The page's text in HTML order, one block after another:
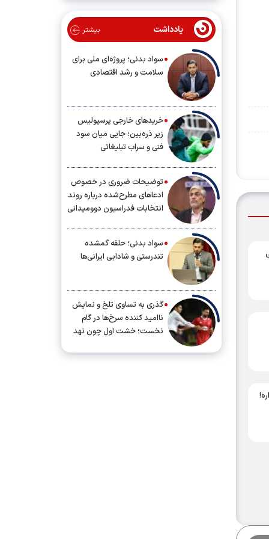
یادداشت بیشتر
سواد بدنی؛ پروژه‌ای ملی برای
سلامت و رشد اقتصادی
خریدهای خارجی پرسپولیس
زیر ذره‌بین؛ جایی میان سود
فنی و سراب تبلیغاتی
توضیحات ضروری در خصوص
ادعاهای مطرح‌شده درباره روند
انتخابات فدراسیون دوومیدانی
سواد بدنی؛ حلقه گمشده
تندرستی و شادابی ایرانی‌ها
گذری به تساوی تلخ و نمایش
ناامید کننده سرخ‌ها در گام
نخست؛ خشت اول چون نهد